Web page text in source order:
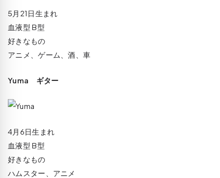
5月21日生まれ
血液型 B型
好きなもの
アニメ、ゲーム、酒、車
Yuma ギター
4月6日生まれ
血液型 B型
好きなもの
ハムスター、アニメ